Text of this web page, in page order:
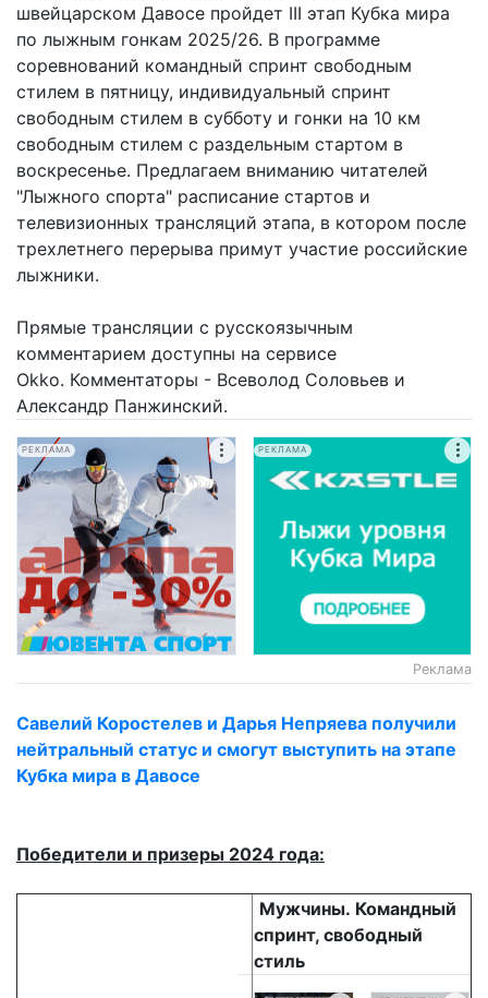
швейцарском Давосе пройдет III этап Кубка мира
по лыжным гонкам 2025/26. В программе
соревнований командный спринт свободным
стилем в пятницу, индивидуальный спринт
свободным стилем в субботу и гонки на 10 км
свободным стилем с раздельным стартом в
воскресенье. Предлагаем вниманию читателей
"Лыжного спорта" расписание стартов и
телевизионных трансляций этапа, в котором после
трехлетнего перерыва примут участие российские
лыжники.
Прямые трансляции с русскоязычным
комментарием доступны на сервисе
Okko. Комментаторы - Всеволод Соловьев и
Александр Панжинский.
РЕКЛАМА РЕКЛАМА
Реклама
Савелий Коростелев и Дарья Непряева получили
нейтральный статус и смогут выступить на этапе
Кубка мира в Давосе
Победители и призеры 2024 года:
Мужчины. Командный
спринт, свободный
стиль